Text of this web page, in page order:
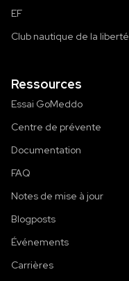
EF
Club nautique de la liberté
Ressources
Essai GoMeddo
Centre de prévente
Documentation
FAQ
Notes de mise à jour
Blogposts
Événements
Carrières